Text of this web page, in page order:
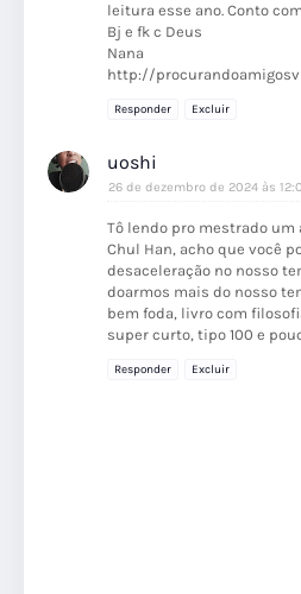
leitura esse ano. Conto
Bj e fk c Deus
Nana
http://
Responder Excluir
uoshi
26 de dezembro de 2024 às
Tô lendo pro mestrado um
Chul Han, acho que você
desaceleração no nosso
doarmos mais do nosso
bem foda, livro com
super curto, tipo 100 e
Responder Excluir